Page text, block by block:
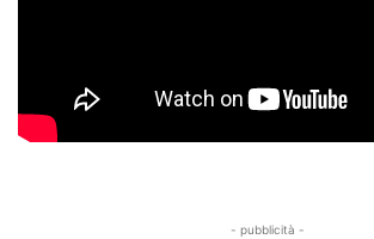
- pubblicità -